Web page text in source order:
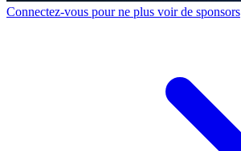
Connectez-vous pour ne plus voir de sponsors